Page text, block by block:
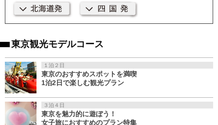
東京観光モデルコース
１泊２日
東京のおすすめスポットを満喫
1泊2日で楽しむ観光プラン
３泊４日
東京を魅力的に遊ぼう！
女子旅におすすめのプラン特集